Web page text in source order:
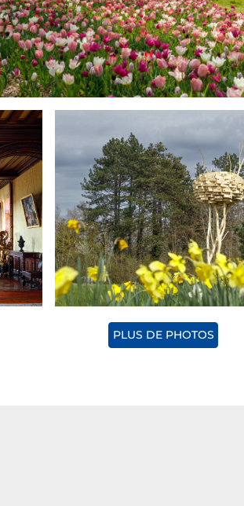
PLUS DE PHOTOS